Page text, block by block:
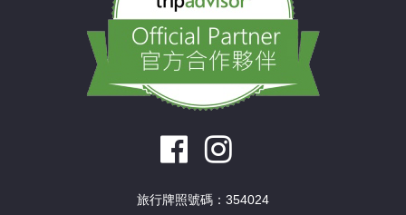
旅行牌照號碼：354024